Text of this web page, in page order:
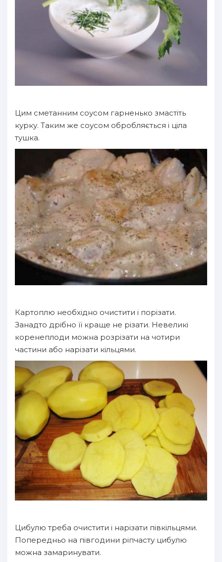
Цим сметанним соусом гарненько змастіть
курку. Таким же соусом обробляється і ціла
тушка.
Картоплю необхідно очистити і порізати.
Занадто дрібно її краще не різати. Невеликі
коренеплоди можна розрізати на чотири
частини або нарізати кільцями.
Цибулю треба очистити і нарізати півкільцями.
Попередньо на півгодини ріпчасту цибулю
можна замаринувати.